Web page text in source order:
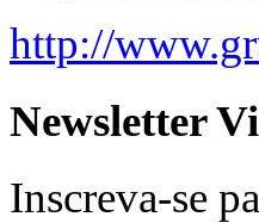
http://
Newsletter
Inscreva-se